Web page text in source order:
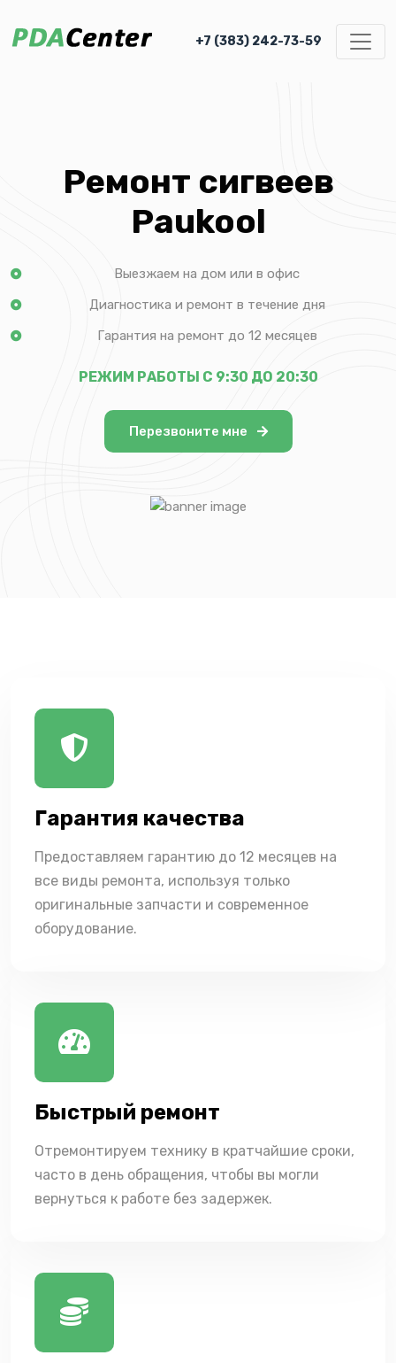
+7 (383) 242-73-59
Ремонт сигвеев
Paukool
Выезжаем на дом или в офис
Диагностика и ремонт в течение дня
Гарантия на ремонт до 12 месяцев
РЕЖИМ РАБОТЫ С 9:30 ДО 20:30
Перезвоните мне
Гарантия качества
Предоставляем гарантию до 12 месяцев на
все виды ремонта, используя только
оригинальные запчасти и современное
оборудование.
Быстрый ремонт
Отремонтируем технику в кратчайшие сроки,
часто в день обращения, чтобы вы могли
вернуться к работе без задержек.